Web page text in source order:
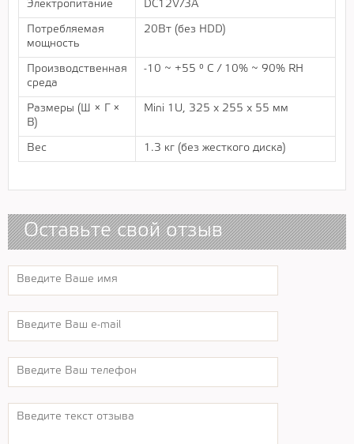
Электропитание DC12V/3A
Потребляемая
мощность
20Вт (без HDD)
Производственная
среда
-10 ~ +55 ° C / 10% ~ 90% RH
Размеры (Ш × Г ×
В)
Mini 1U, 325 x 255 x 55 мм
Вес 1.3 кг (без жесткого диска)
Оставьте свой отзыв